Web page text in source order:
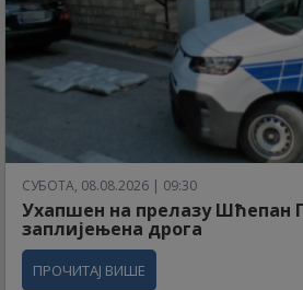
СУБОТА, 08.08.2026 | 09:30
Ухапшен на прелазу Шћепан
заплијењена дрога
ПРОЧИТАЈ ВИШЕ